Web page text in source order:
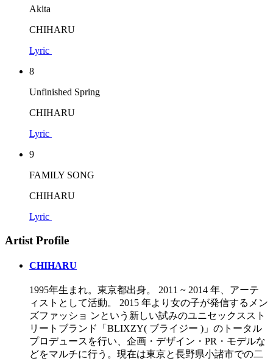
Akita
CHIHARU
Lyric
8
Unfinished Spring
CHIHARU
Lyric
9
FAMILY SONG
CHIHARU
Lyric
Artist Profile
CHIHARU
1995年生まれ。東京都出身。 2011 ~ 2014 年、アーテ
ィストとして活動。 2015 年より女の子が発信するメン
ズファッショ ンという新しい試みのユニセックススト
リートブランド「BLIXZY( ブライジー )」のトータル
プロデュースを行い、企画・デザイン・PR・モデルな
どをマルチに行う。現在は東京と長野県小諸市での二